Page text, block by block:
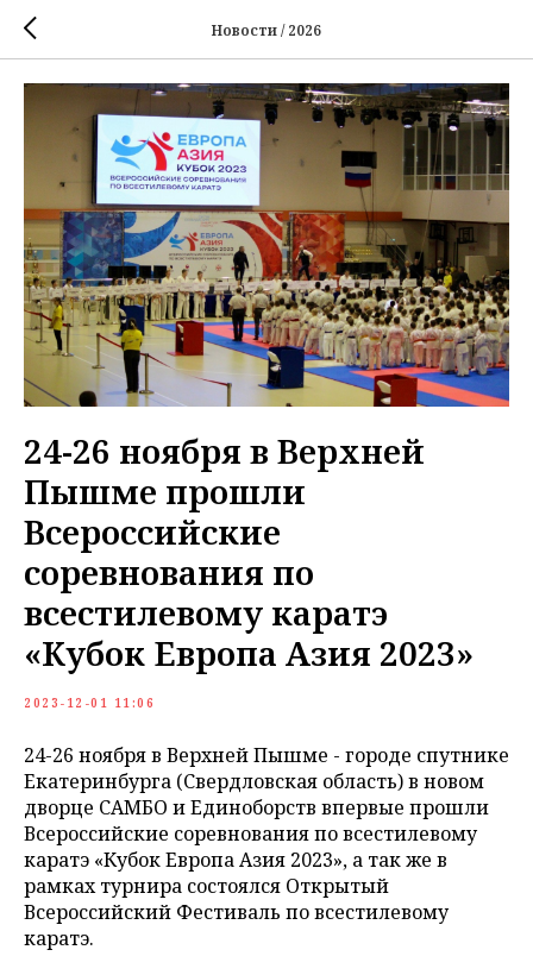
Новости / 2026
24-26 ноября в Верхней
Пышме прошли
Всероссийские
соревнования по
всестилевому каратэ
«Кубок Европа Азия 2023»
2023-12-01 11:06
24-26 ноября в Верхней Пышме - городе спутнике
Екатеринбурга (Свердловская область) в новом
дворце САМБО и Единоборств впервые прошли
Всероссийские соревнования по всестилевому
каратэ «Кубок Европа Азия 2023», а так же в
рамках турнира состоялся Открытый
Всероссийский Фестиваль по всестилевому
каратэ.